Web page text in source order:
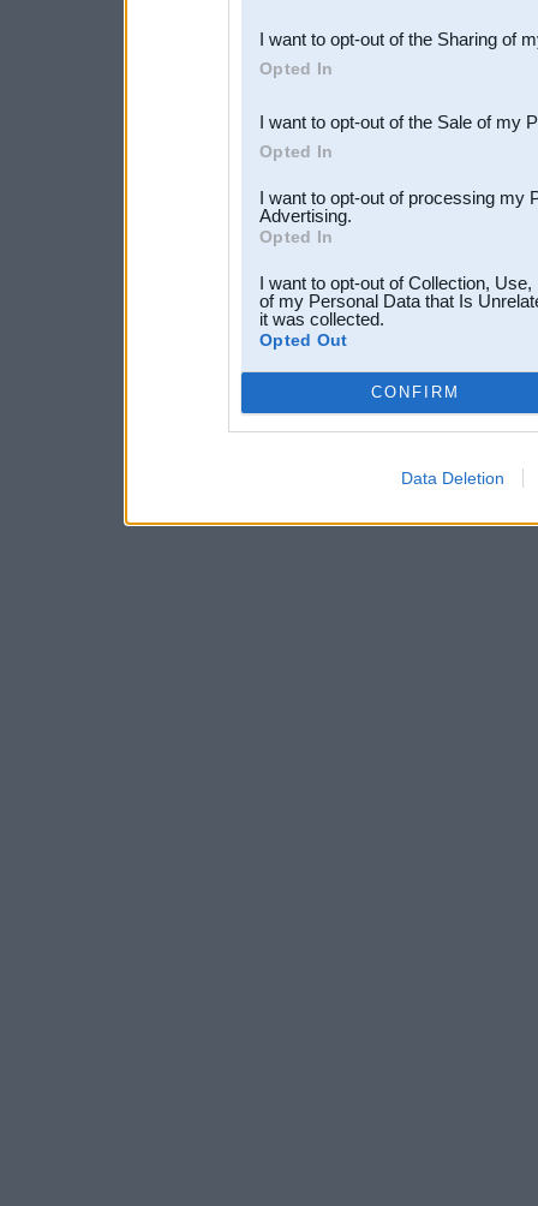
Downstream Participants
third parties.
I want to opt-out of the Sharing of
Opted In
I want to opt-out of the Sale of my
Opted In
I want to opt-out of processing my
Advertising.
Opted In
I want to opt-out of Collection,
of my Personal Data that Is
it was collected.
Opted Out
CONFIRM
Data Deletion